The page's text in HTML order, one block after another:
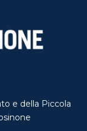
e della Piccola